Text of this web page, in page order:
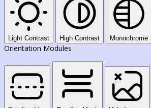
Light Contrast High Contrast Monochrome
Orientation Modules